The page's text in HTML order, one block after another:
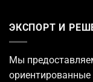
ЭКСПОРТ И
Мы